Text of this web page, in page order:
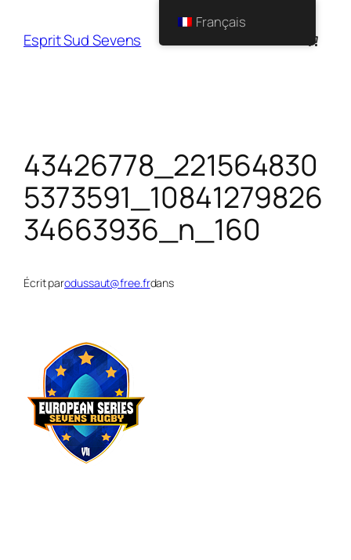
Esprit Sud Sevens
43426778_221564830
5373591_10841279826
34663936_n_160
Écrit parodussaut@free.frdans
Français